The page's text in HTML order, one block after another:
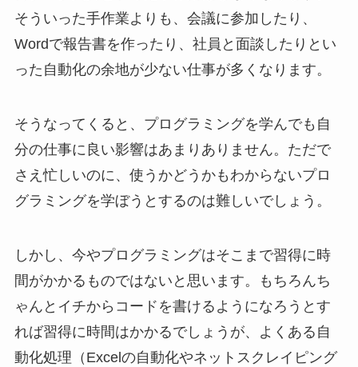
そういった手作業よりも、会議に参加したり、
Wordで報告書を作ったり、社員と面談したりとい
った自動化の余地が少ない仕事が多くなります。
そうなってくると、プログラミングを学んでも自
分の仕事に良い影響はあまりありません。ただで
さえ忙しいのに、使うかどうかもわからないプロ
グラミングを学ぼうとするのは難しいでしょう。
しかし、今やプログラミングはそこまで習得に時
間がかかるものではないと思います。もちろんち
ゃんとイチからコードを書けるようになろうとす
れば習得に時間はかかるでしょうが、よくある自
動化処理（Excelの自動化やネットスクレイピング